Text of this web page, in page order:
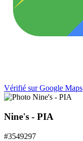
Vérifié sur Google Maps
Nine's - PIA
#3549297